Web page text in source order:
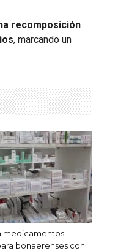
recomposición
, marcando un
medicamentos
bonaerenses con